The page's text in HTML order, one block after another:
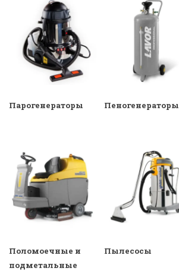
Парогенераторы Пеногенераторы
Поломоечные и
подметальные
Пылесосы